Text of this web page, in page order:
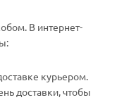
В интернет-
курьером.
доставки, чтобы